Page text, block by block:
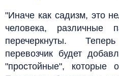
"Иначе как садизм, это
человека, различные
перечеркнуты.
перевозчик будет
"простойные", которые